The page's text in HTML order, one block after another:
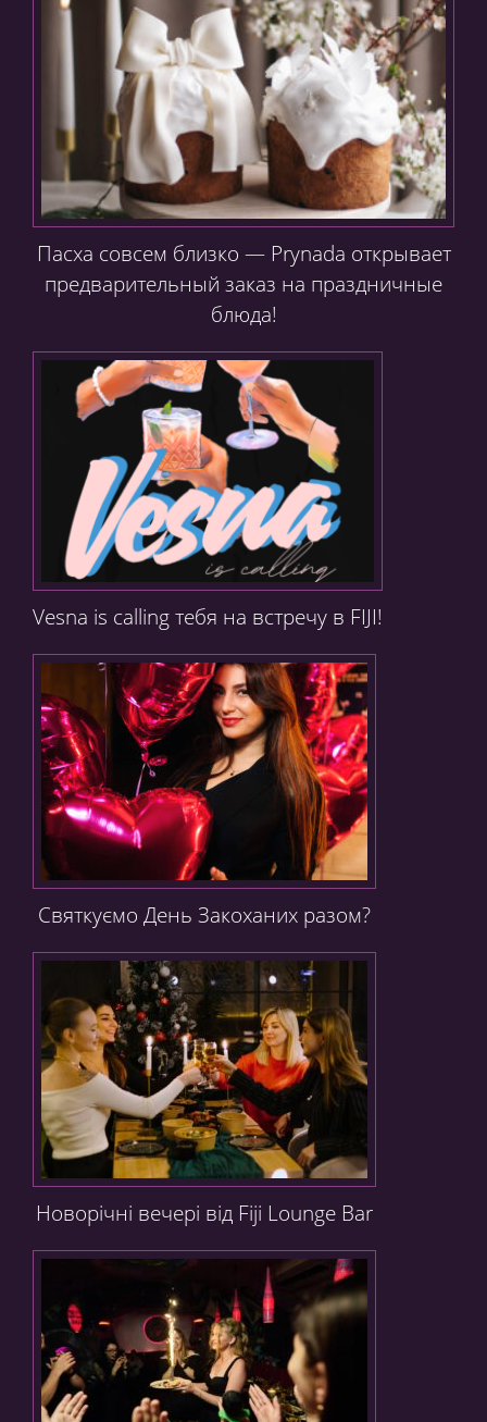
Пасха совсем близко — Prynada открывает
предварительный заказ на праздничные
блюда!
Vesna is calling тебя на встречу в FIJI!
Святкуємо День Закоханих разом?
Новорічні вечері від Fiji Lounge Bar